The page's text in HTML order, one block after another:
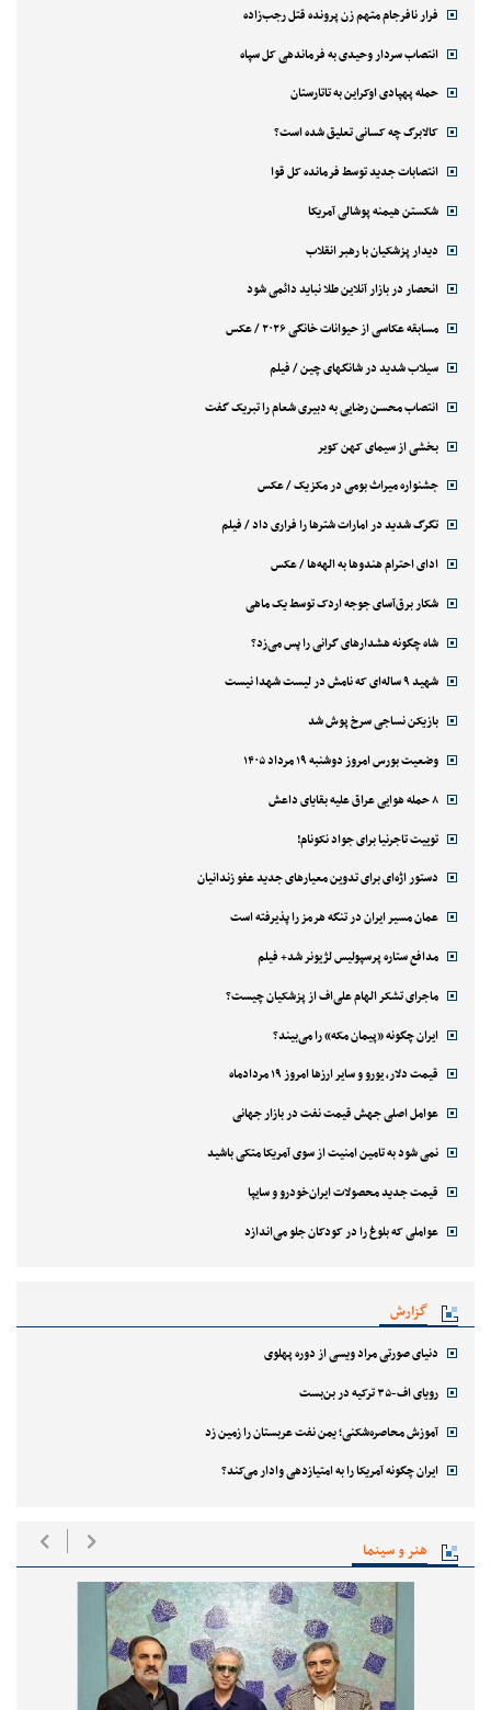
فرار نافرجام متهم زن پرونده قتل رجب‌زاده
انتصاب سردار وحیدی به فرماندهی کل سپاه
حمله پهپادی اوکراین به تاتارستان
کالابرگ چه کسانی تعلیق شده است؟
انتصابات جدید توسط فرمانده کل قوا
شکستن هیمنه پوشالی آمریکا
دیدار پزشکیان با رهبر انقلاب
انحصار در بازار آنلاین طلا نباید دائمی شود
مسابقه عکاسی از حیوانات خانگی ۲۰۲۶ / عکس
سیلاب شدید در شانگهای چین / فیلم
انتصاب محسن رضایی به دبیری شعام را تبریک گفت
بخشی از سیمای کهن کویر
جشنواره میراث بومی در مکزیک / عکس
تگرگ شدید در امارات شترها را فراری داد / فیلم
ادای احترام هندوها به الهه‌ها / عکس
شکار برق‌آسای جوجه اردک توسط یک ماهی
شاه چگونه هشدارهای گرانی را پس می‌زد؟
شهید ۹ ساله‌ای که نامش در لیست شهدا نیست
بازیکن نساجی سرخ پوش شد
وضعیت بورس امروز دوشنبه ۱۹ مرداد ۱۴۰۵
۸ حمله هوایی عراق علیه بقایای داعش
توییت تاجرنیا برای جواد نکونام!
دستور اژه‌ای برای تدوین معیارهای جدید عفو زندانیان
عمان مسیر ایران در تنگه هرمز را پذیرفته است
مدافع ستاره پرسپولیس لژیونر شد+ فیلم
ماجرای تشکر الهام علی‌اف از پزشکیان چیست؟
ایران چگونه «پیمان مکه» را می‌بیند؟
قیمت دلار، یورو و سایر ارزها امروز ۱۹ مردادماه
عوامل اصلی جهش قیمت نفت در بازار جهانی
نمی شود به تامین امنیت از سوی آمریکا متکی باشید
قیمت جدید محصولات ایران‌خودرو و سایپا
عواملی که بلوغ را در کودکان جلو می‌اندازد
گزارش
دنیای صورتی مراد ویسی از دوره پهلوی
رویای اف-۳۵ ترکیه در بن‌بست
آموزش محاصره‌شکنی؛ یمن نفت عربستان را زمین زد
ایران چگونه آمریکا را به امتیازدهی وادار می‌کند؟
هنر و سینما